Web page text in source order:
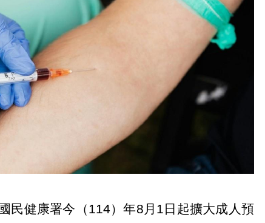
民健康署今（114）年8月1日起擴大成人預